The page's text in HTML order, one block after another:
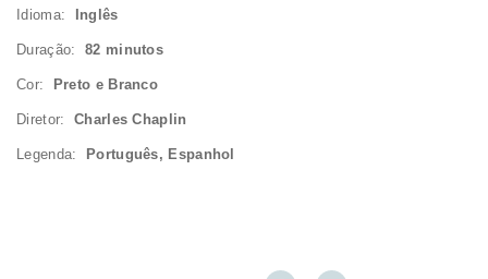
Idioma: Inglês
Duração: 82 minutos
Cor: Preto e Branco
Diretor: Charles Chaplin
Legenda: Português, Espanhol